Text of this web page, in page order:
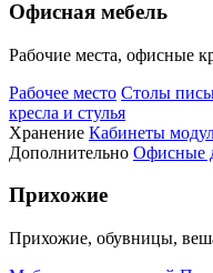
Офисная мебель
Рабочие места, офисные
Рабочее место Столы
кресла и стулья
Хранение Кабинеты
Дополнительно Офисные
Прихожие
Прихожие, обувницы,